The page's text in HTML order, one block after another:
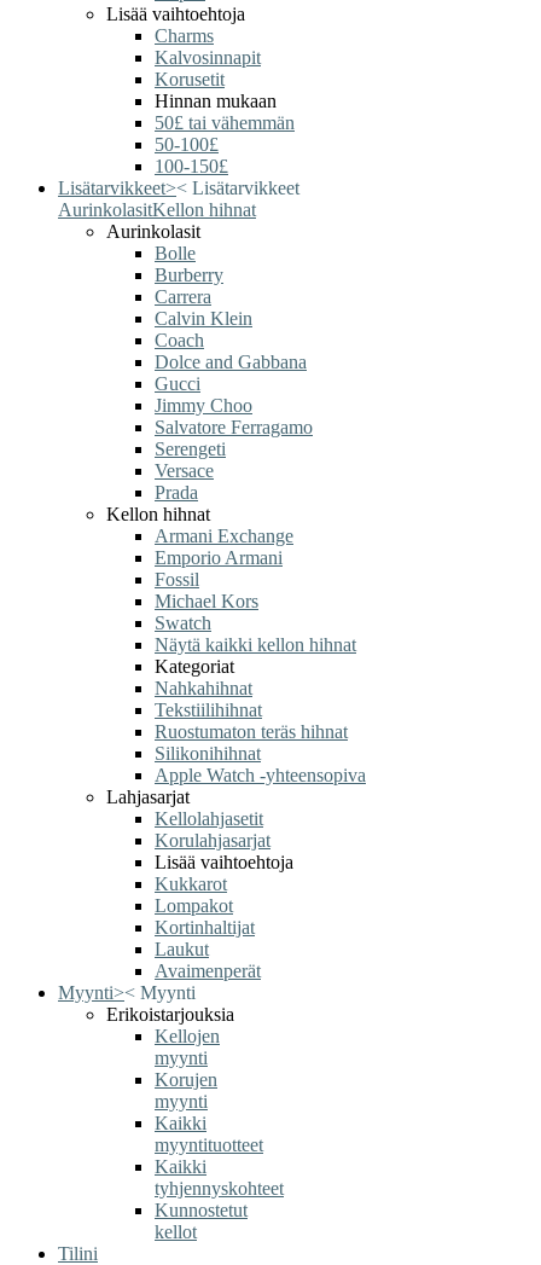
Lisää vaihtoehtoja
Charms
Kalvosinnapit
Korusetit
Hinnan mukaan
50£ tai vähemmän
50-100£
100-150£
Lisätarvikkeet>< Lisätarvikkeet
AurinkolasitKellon hihnat
Aurinkolasit
Bolle
Burberry
Carrera
Calvin Klein
Coach
Dolce and Gabbana
Gucci
Jimmy Choo
Salvatore Ferragamo
Serengeti
Versace
Prada
Kellon hihnat
Armani Exchange
Emporio Armani
Fossil
Michael Kors
Swatch
Näytä kaikki kellon hihnat
Kategoriat
Nahkahihnat
Tekstiilihihnat
Ruostumaton teräs hihnat
Silikonihihnat
Apple Watch -yhteensopiva
Lahjasarjat
Kellolahjasetit
Korulahjasarjat
Lisää vaihtoehtoja
Kukkarot
Lompakot
Kortinhaltijat
Laukut
Avaimenperät
Myynti>< Myynti
Erikoistarjouksia
Kellojen
myynti
Korujen
myynti
Kaikki
myyntituotteet
Kaikki
tyhjennyskohteet
Kunnostetut
kellot
Tilini